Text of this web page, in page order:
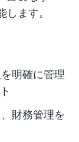
ます。
明確に管理
財務管理を